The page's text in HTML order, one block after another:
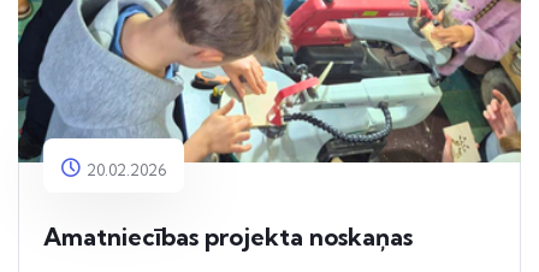
20.02.2026
Amatniecības projekta noskaņas